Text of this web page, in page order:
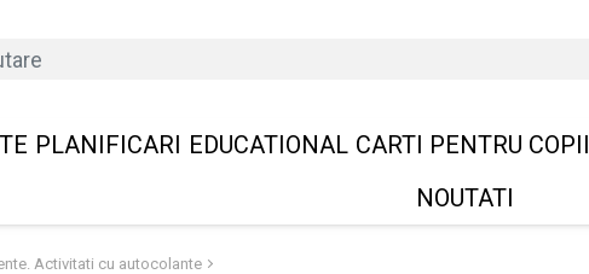
PLANIFICARI EDUCATIONAL CARTI PENTRU COPII
NOUTATI
Activitati cu autocolante